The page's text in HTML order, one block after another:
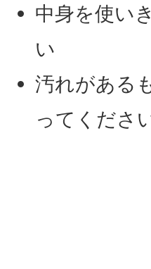
中身を使い
い
汚れがある
ってくださ